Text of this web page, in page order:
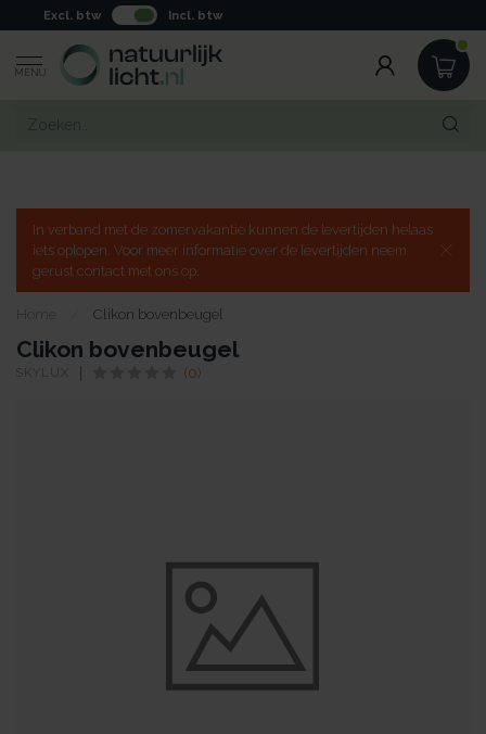
Excl. btw Incl. btw
MENU
In verband met de zomervakantie kunnen de levertijden helaas
iets oplopen. Voor meer informatie over de levertijden neem
gerust contact met ons op.
Home Clikon bovenbeugel
Clikon bovenbeugel
SKYLUX (0)